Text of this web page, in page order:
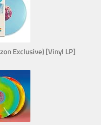
Exclusive) [Vinyl LP]